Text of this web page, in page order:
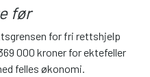
før
for fri rettshjelp
000 kroner for ektefeller
felles økonomi.